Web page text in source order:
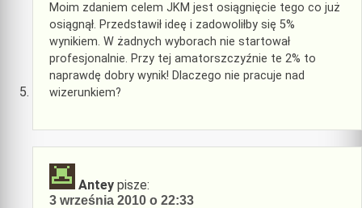
Moim zdaniem celem JKM jest osiągnięcie tego co już
osiągnął. Przedstawił ideę i zadowoliłby się 5%
wynikiem. W żadnych wyborach nie startował
profesjonalnie. Przy tej amatorszczyźnie te 2% to
naprawdę dobry wynik! Dlaczego nie pracuje nad
wizerunkiem?
Antey pisze:
3 września 2010 o 22:33